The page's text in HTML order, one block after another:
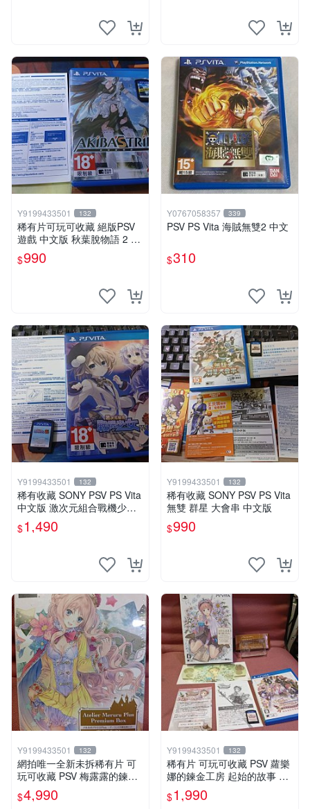
Y9199433501 132
稀有片可玩可收藏 絕版PSV
遊戲 中文版 秋葉脫物語 2 AK
IBA'S TRIP 2中文版
$990
Y0767058357 339
PSV PS Vita 海賊無雙2 中文
$310
Y9199433501 132
稀有收藏 SONY PSV PS Vita
中文版 激次元組合戰機少女V
S殭屍軍團 中文亞版
$1,490
Y9199433501 132
稀有收藏 SONY PSV PS Vita
無雙 群星 大會串 中文版
$990
Y9199433501 132
網拍唯一全新未拆稀有片 可
玩可收藏 PSV 梅露露的鍊金
工房 亞蘭德之鍊金術士3 限
定版
$4,990
Y9199433501 132
稀有片 可玩可收藏 PSV 蘿樂
娜的鍊金工房 起始的故事 亞
蘭德之鍊金術士 限定版
$1,990